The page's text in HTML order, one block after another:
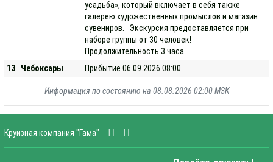
усадьба», который включает в себя также
галерею художественных промыслов и магазин
сувениров. Экскурсия предоставляется при
наборе группы от 30 человек!
Продолжительность 3 часа.
13
Чебоксары Прибытие 06.09.2026 08:00
Информация по состоянию на 08.08.2026 02:00 MSK
Круизная компания "Гама"